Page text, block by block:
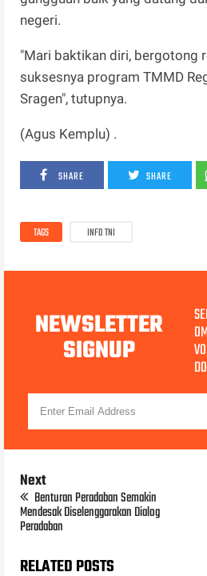
negeri.
"Mari baktikan diri, bergotong
suksesnya program TMMD
Sragen", tutupnya.
(Agus Kemplu) .
SHARE SHARE
TAGS INFO TNI
NEWSLETTER
SIGNUP
Next
Benturan Peradaban Semakin
Mendesak Diselenggarakan Dialog
Peradaban
RELATED POSTS